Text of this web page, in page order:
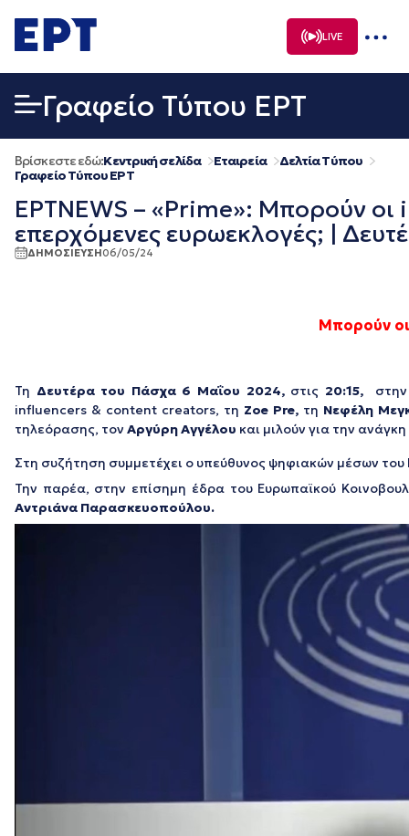
σε
περιεχόμενο
LIVE
Γραφείο Τύπου ΕΡΤ
Βρίσκεστε εδώ:Κεντρική σελίδα Εταιρεία
Δελτία Τύπου
Γραφείο Τύπου ΕΡΤ
ΕΡΤNEWS – «Prime»: Μπορούν οι
επερχόμενες ευρωεκλογές; |
ΔΗΜΟΣΙΕΥΣΗ06/05/24
Μπορούν
Τη Δευτέρα του Πάσχα 6 Μαΐου 2024,στις 20:15,στην
influencers & content creators, τη Zoe Pre, τη Νεφέλη
τηλεόρασης, τον Αργύρη Αγγέλου και μιλούν για την
Στη συζήτηση συμμετέχει ο υπεύθυνος ψηφιακών μέσων
Την παρέα, στην επίσημη έδρα του Ευρωπαϊκού
Αντριάνα Παρασκευοπούλου.